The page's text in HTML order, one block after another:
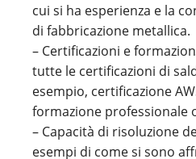
cui si ha esperienza e la
di fabbricazione metallica.
– Certificazioni e
tutte le certificazioni di
esempio, certificazione
formazione professionale
– Capacità di risoluzione
esempi di come si sono